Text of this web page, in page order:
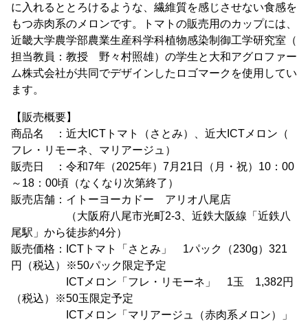
に入れるととろけるような、繊維質を感じさせない食感を
もつ赤肉系のメロンです。トマトの販売用のカップには、
近畿大学農学部農業生産科学科植物感染制御工学研究室（
担当教員：教授 野々村照雄）の学生と大和アグロファー
ム株式会社が共同でデザインしたロゴマークを使用してい
ます。
【販売概要】
商品名 ：近大ICTトマト（さとみ）、近大ICTメロン（
フレ・リモーネ、マリアージュ）
販売日 ：令和7年（2025年）7月21日（月・祝）10：00
～18：00頃（なくなり次第終了）
販売店舗：イトーヨーカドー アリオ八尾店
（大阪府八尾市光町2-3、近鉄大阪線「近鉄八
尾駅」から徒歩約4分）
販売価格：ICTトマト「さとみ」 1パック（230g）321
円（税込）※50パック限定予定
ICTメロン「フレ・リモーネ」 1玉 1,382円
（税込）※50玉限定予定
ICTメロン「マリアージュ（赤肉系メロン）」